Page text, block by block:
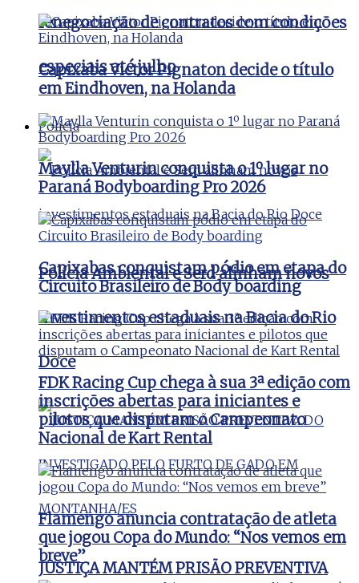
renegociação de contratos com condições
especiais até julho
Polícia
Polícia Ambiental e Serd alinham novos
investimentos estaduais na Bacia do Rio
Doce
JUSTIÇA MANTÉM PRISÃO PREVENTIVA
Capixaba Victor Pignaton decide o título
em Eindhoven, na Holanda
Maylla Venturin conquista o 1º lugar no
Paraná Bodyboarding Pro 2026
Capixabas conquistam pódio em etapa do
Circuito Brasileiro de Body boarding
FDK Racing Cup chega à sua 3ª edição com
inscrições abertas para iniciantes e
pilotos que disputam o Campeonato
Nacional de Kart Rental
Flamengo anuncia contratação de atleta
que jogou Copa do Mundo: “Nos vemos em
breve”